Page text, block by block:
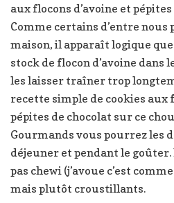
aux flocons d’avoine et
Comme certains d’entre nous
maison, il apparaît logique
stock de flocon d’avoine dans
les laisser traîner trop
recette simple de cookies aux
pépites de chocolat sur ce
Gourmands vous pourrez les
déjeuner et pendant le goûter.
pas chewi (j’avoue c’est
mais plutôt croustillants.